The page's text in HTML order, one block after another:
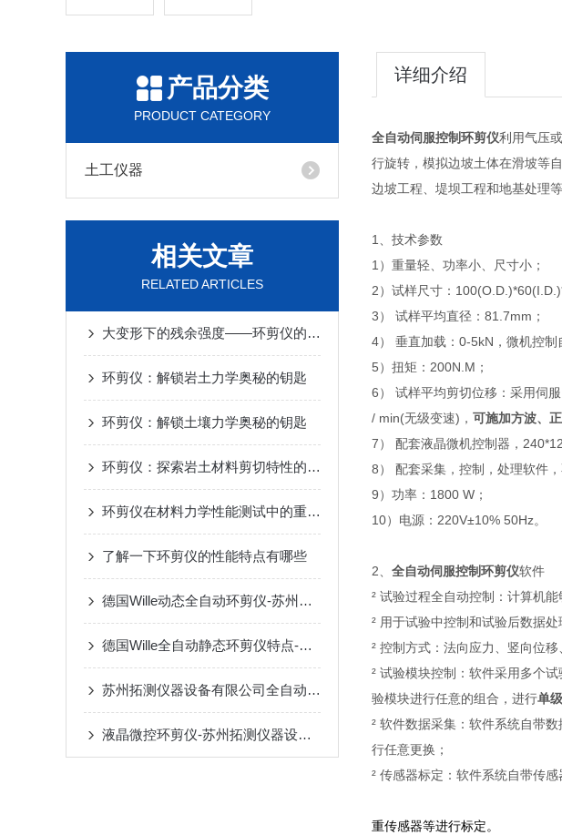
产品分类
PRODUCT CATEGORY
土工仪器
相关文章
RELATED ARTICLES
大变形下的残余强度——环剪仪的剪切特性与滑坡研究
环剪仪：解锁岩土力学奥秘的钥匙
环剪仪：解锁土壤力学奥秘的钥匙
环剪仪：探索岩土材料剪切特性的科研设备
环剪仪在材料力学性能测试中的重要应用与技术解析
了解一下环剪仪的性能特点有哪些
德国Wille动态全自动环剪仪-苏州拓测仪器设备有限公司
德国Wille全自动静态环剪仪特点-苏州拓测仪器设备有限公司
苏州拓测仪器设备有限公司全自动伺服控制环剪仪
液晶微控环剪仪-苏州拓测仪器设备有限公司
详细介绍
全自动伺服控制环剪仪利用气压
行旋转，模拟边坡土体在滑坡等
边坡工程、堤坝工程和地基处理
1、技术参数
1）重量轻、功率小、尺寸小；
2）试样尺寸：
3） 试样平均直径：81.7mm；
4） 垂直加载：0-5kN，微机控制
5）扭矩：200N.M；
6） 试样平均剪切位移：采用伺
/ min(无级变速)， 可施加方波、
7） 配套液晶微机控制器，
8） 配套采集，控制，处理软件
9）功率：1800 W；
10）电源：220V±10% 50Hz。
2、 全自动伺服控制环剪仪软件
² 试验过程全自动控制：计算机
² 用于试验中控制和试验后数据处
² 控制方式：法向应力、竖向位
² 试验模块控制：软件采用多个
验模块进行任意的组合，进行单
² 软件数据采集：软件系统自带
行任意更换；
² 传感器标定：软件系统自带传
重传感器等进行标定。